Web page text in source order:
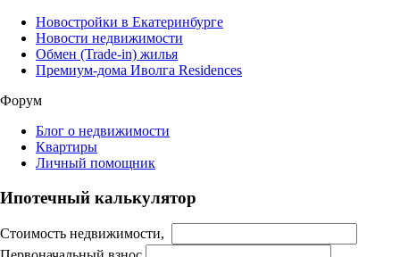
Новостройки в Екатеринбурге
Новости недвижимости
Обмен (Trade-in) жилья
Премиум-дома Иволга Residences
Форум
Блог о недвижимости
Квартиры
Личный помощник
Ипотечный калькулятор
Стоимость недвижимости,